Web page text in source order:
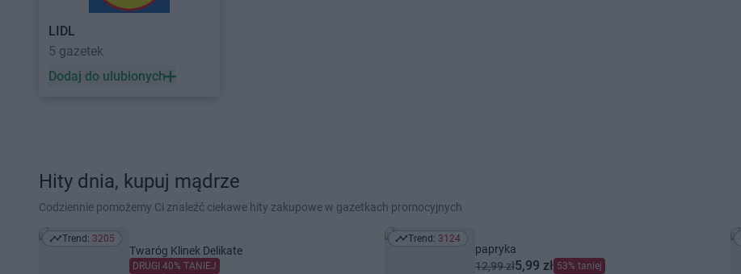
LIDL
5 gazetek
Dodaj do ulubionych
Hity dnia, kupuj mądrze
Codziennie pomożemy Ci znaleźć ciekawe hity zakupowe w gazetkach promocyjnych
Trend: 3205
Trend: 3205
Twaróg Klinek Delikate
DRUGI 40% TANIEJ
Trend: 3124
Trend: 3124
papryka
12,99 zł5,99 zł 53% taniej